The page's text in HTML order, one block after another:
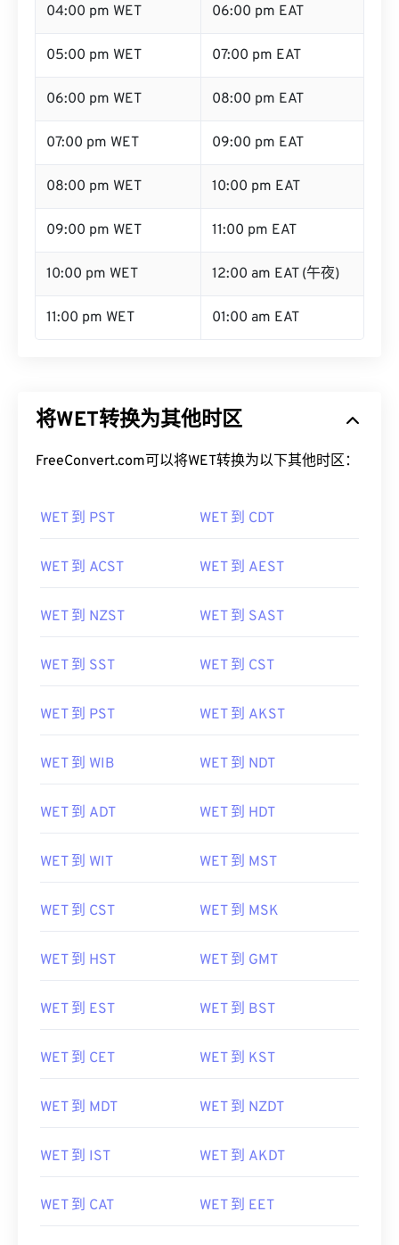
04:00 pm WET 06:00 pm EAT
05:00 pm WET 07:00 pm EAT
06:00 pm WET 08:00 pm EAT
07:00 pm WET 09:00 pm EAT
08:00 pm WET 10:00 pm EAT
09:00 pm WET 11:00 pm EAT
10:00 pm WET 12:00 am EAT (午夜)
11:00 pm WET 01:00 am EAT
将WET转换为其他时区
FreeConvert.com可以将WET转换为以下其他时区：
WET 到 PST WET 到 CDT
WET 到 ACST WET 到 AEST
WET 到 NZST WET 到 SAST
WET 到 SST WET 到 CST
WET 到 PST WET 到 AKST
WET 到 WIB WET 到 NDT
WET 到 ADT WET 到 HDT
WET 到 WIT WET 到 MST
WET 到 CST WET 到 MSK
WET 到 HST WET 到 GMT
WET 到 EST WET 到 BST
WET 到 CET WET 到 KST
WET 到 MDT WET 到 NZDT
WET 到 IST WET 到 AKDT
WET 到 CAT WET 到 EET